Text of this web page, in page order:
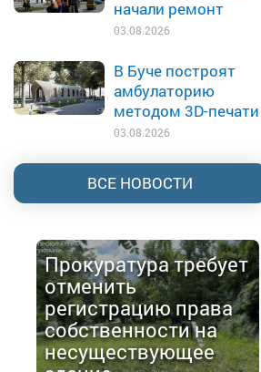
начали ремонт
03.08.2026
В Буче построят
амбулаторию
методом 3D-печати
03.08.2026
ВСЕ НОВОСТИ
Прокуратура требует
отменить
регистрацию права
собственности на
несуществующее